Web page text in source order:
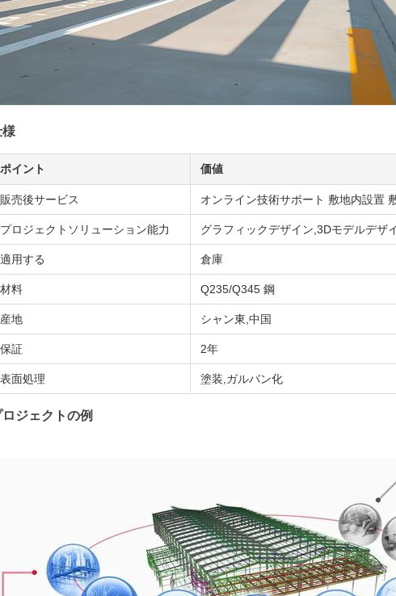
様
ポイント 価値
販売後サービス オンライン技術サポート 敷地内設置
プロジェクトソリューション能力 グラフィックデザイン,3Dモデルデザ
適用する 倉庫
材料 Q235/Q345 鋼
産地 シャン東,中国
保証 2年
表面処理 塗装,ガルバン化
ジェクトの例